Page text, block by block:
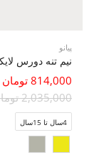
پیانو
814,000 تومان
2,035,000 تومان
4سال تا 15سال